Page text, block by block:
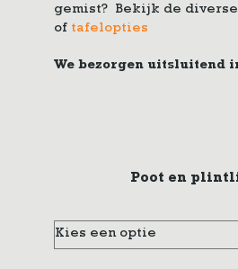
gemist? Bekijk de diverse
of tafelopties
We bezorgen uitsluitend
Poot en